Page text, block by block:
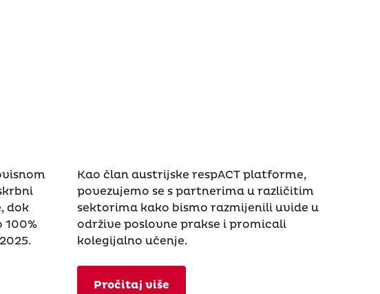
dok
100%
Kao član austrijske respACT platforme,
povezujemo se s partnerima u različitim
sektorima kako bismo razmijenili uvide u
održive poslovne prakse i promicali
kolegijalno učenje.
Pročitaj više